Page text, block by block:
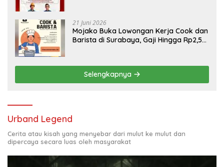
21 Juni 2026
Mojako Buka Lowongan Kerja Cook dan
Barista di Surabaya, Gaji Hingga Rp2,5
Selengkapnya
Urband Legend
Cerita atau kisah yang menyebar dari mulut ke mulut dan
dipercaya secara luas oleh masyarakat